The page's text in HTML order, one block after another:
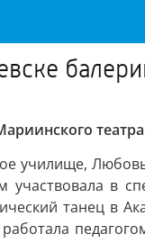
училище,
в
танец в